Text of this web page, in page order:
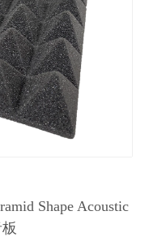
Shape Acoustic